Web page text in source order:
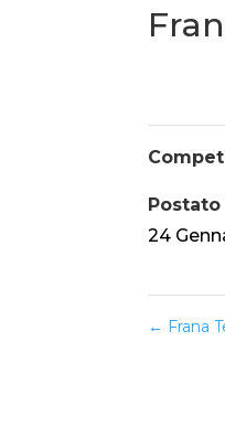
Postato
24
← Frana